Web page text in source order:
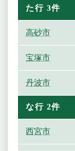
た行 3件
高砂市
宝塚市
丹波市
な行 2件
西宮市